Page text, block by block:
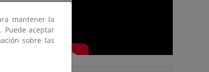
mantener la
Puede aceptar
sobre las